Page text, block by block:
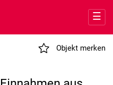
☰
Objekt merken